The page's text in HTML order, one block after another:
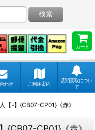
カート
検索
わせ ご利用案内
店頭受取につい
て
【-】{CB07-CP01}《赤》